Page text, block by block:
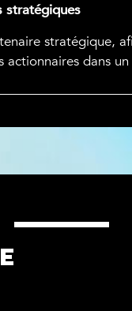
stratégiques
stratégique,
dans